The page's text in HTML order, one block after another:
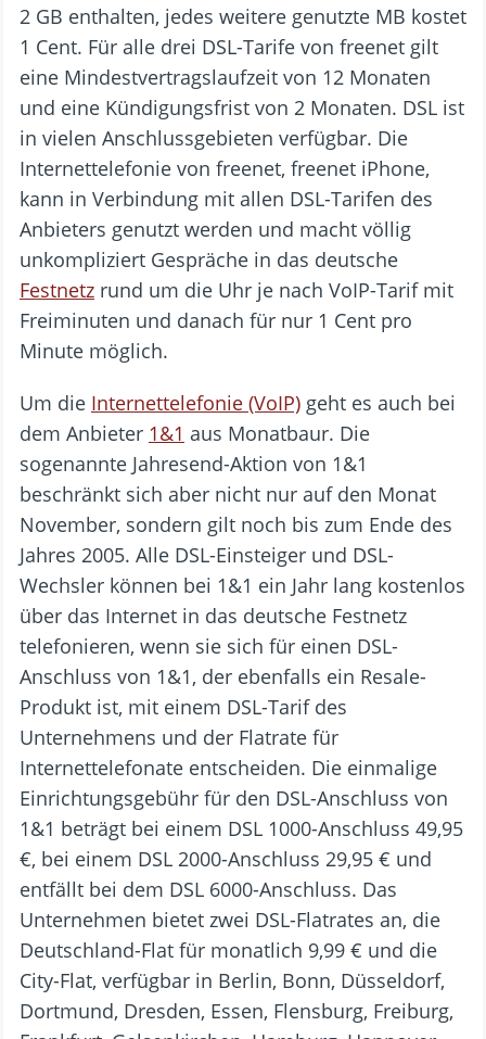
2 GB enthalten, jedes weitere genutzte MB kostet
1 Cent. Für alle drei DSL-Tarife von freenet gilt
eine Mindestvertragslaufzeit von 12 Monaten
und eine Kündigungsfrist von 2 Monaten. DSL ist
in vielen Anschlussgebieten verfügbar. Die
Internettelefonie von freenet, freenet iPhone,
kann in Verbindung mit allen DSL-Tarifen des
Anbieters genutzt werden und macht völlig
unkompliziert Gespräche in das deutsche
Festnetz rund um die Uhr je nach VoIP-Tarif mit
Freiminuten und danach für nur 1 Cent pro
Minute möglich.
Um die Internettelefonie (VoIP) geht es auch bei
dem Anbieter 1&1 aus Monatbaur. Die
sogenannte Jahresend-Aktion von 1&1
beschränkt sich aber nicht nur auf den Monat
November, sondern gilt noch bis zum Ende des
Jahres 2005. Alle DSL-Einsteiger und DSL-
Wechsler können bei 1&1 ein Jahr lang kostenlos
über das Internet in das deutsche Festnetz
telefonieren, wenn sie sich für einen DSL-
Anschluss von 1&1, der ebenfalls ein Resale-
Produkt ist, mit einem DSL-Tarif des
Unternehmens und der Flatrate für
Internettelefonate entscheiden. Die einmalige
Einrichtungsgebühr für den DSL-Anschluss von
1&1 beträgt bei einem DSL 1000-Anschluss 49,95
€, bei einem DSL 2000-Anschluss 29,95 € und
entfällt bei dem DSL 6000-Anschluss. Das
Unternehmen bietet zwei DSL-Flatrates an, die
Deutschland-Flat für monatlich 9,99 € und die
City-Flat, verfügbar in Berlin, Bonn, Düsseldorf,
Dortmund, Dresden, Essen, Flensburg, Freiburg,